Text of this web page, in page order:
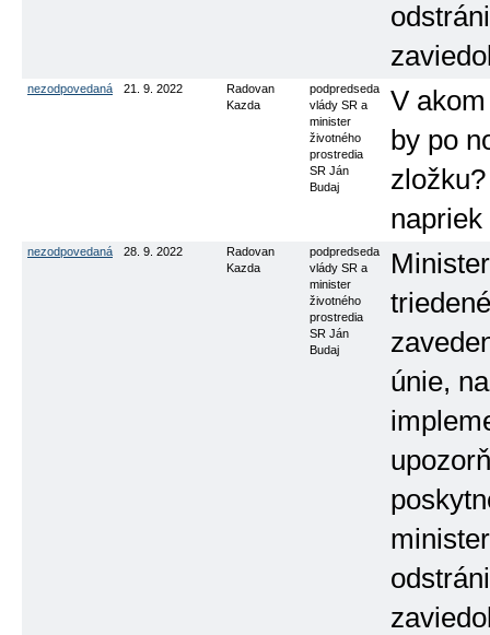
nezodpovedaná 21. 9. 2022
Radovan
Kazda
podpredseda
vlády SR a
minister
životného
prostredia
SR Ján
Budaj
V
by po
nezodpovedaná 28. 9. 2022
Radovan
Kazda
podpredseda
vlády SR a
minister
životného
prostredia
SR Ján
Budaj
únie,